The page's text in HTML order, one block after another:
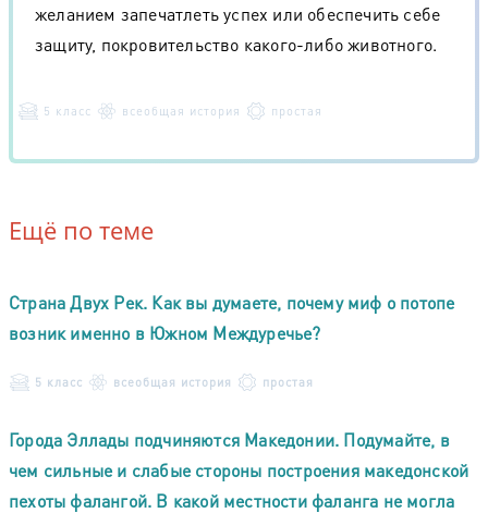
желанием запечатлеть успех или обеспечить себе
защиту, покровительство какого-либо животного.
5 класс всеобщая история простая
Ещё по теме
Страна Двух Рек. Как вы думаете, почему миф о потопе
возник именно в Южном Междуречье?
5 класс всеобщая история простая
Города Эллады подчиняются Македонии. Подумайте, в
чем сильные и слабые стороны построения македонской
пехоты фалангой. В какой местности фаланга не могла